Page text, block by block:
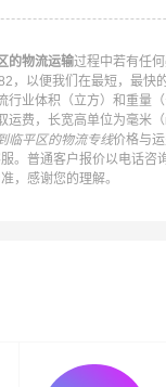
的物流运输过程中若有任何
，以便我们在最短，最快
行业体积（立方）和重量
运费，长宽高单位为毫米（
临平区的物流专线价格与
。普通客户报价以电话咨
，感谢您的理解。